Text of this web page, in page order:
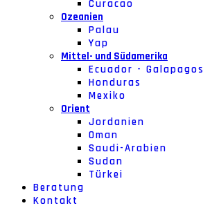
Curacao
Ozeanien
Palau
Yap
Mittel- und Südamerika
Ecuador - Galapagos
Honduras
Mexiko
Orient
Jordanien
Oman
Saudi-Arabien
Sudan
Türkei
Beratung
Kontakt